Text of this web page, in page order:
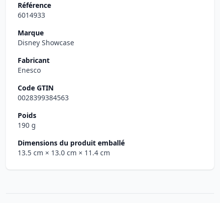
Référence
6014933
Marque
Disney Showcase
Fabricant
Enesco
Code GTIN
0028399384563
Poids
190 g
Dimensions du produit emballé
13.5 cm × 13.0 cm × 11.4 cm